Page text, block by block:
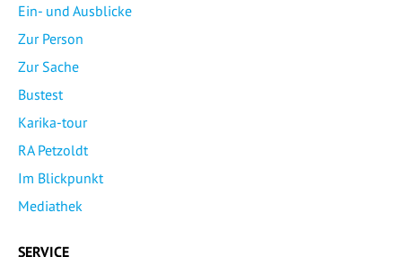
Ein- und Ausblicke
Zur Person
Zur Sache
Bustest
Karika-tour
RA Petzoldt
Im Blickpunkt
Mediathek
SERVICE